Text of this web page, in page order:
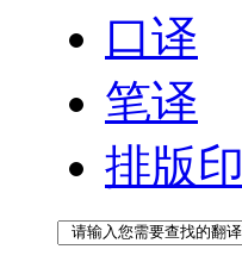
口译
笔译
排版